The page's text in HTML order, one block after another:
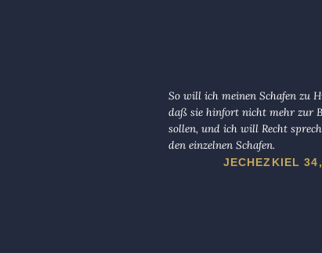
So will ich meinen Schafen zu
daß sie hinfort nicht mehr zur
sollen, und ich will Recht
den einzelnen Schafen.
JECHEZKIEL